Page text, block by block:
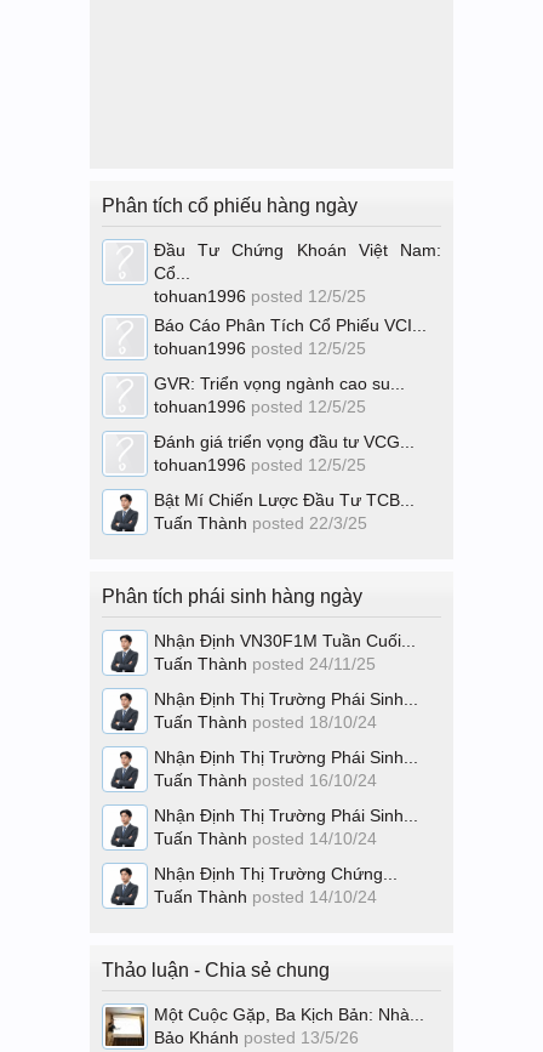
Phân tích cổ phiếu hàng ngày
Đầu Tư Chứng Khoán Việt Nam:
Cổ...
tohuan1996 posted 12/5/25
Báo Cáo Phân Tích Cổ Phiếu VCI...
tohuan1996 posted 12/5/25
GVR: Triển vọng ngành cao su...
tohuan1996 posted 12/5/25
Đánh giá triển vọng đầu tư VCG...
tohuan1996 posted 12/5/25
Bật Mí Chiến Lược Đầu Tư TCB...
Tuấn Thành posted 22/3/25
Phân tích phái sinh hàng ngày
Nhận Định VN30F1M Tuần Cuối...
Tuấn Thành posted 24/11/25
Nhận Định Thị Trường Phái Sinh...
Tuấn Thành posted 18/10/24
Nhận Định Thị Trường Phái Sinh...
Tuấn Thành posted 16/10/24
Nhận Định Thị Trường Phái Sinh...
Tuấn Thành posted 14/10/24
Nhận Định Thị Trường Chứng...
Tuấn Thành posted 14/10/24
Thảo luận - Chia sẻ chung
Một Cuộc Gặp, Ba Kịch Bản: Nhà...
Bảo Khánh posted 13/5/26